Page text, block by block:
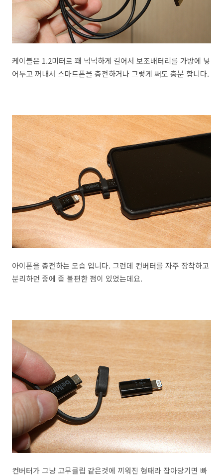
케이블은 1.2미터로 꽤 넉넉하게 길어서 보조배터리를 가방에 넣
어두고 꺼내서 스마트폰을 충전하거나 그렇게 써도 충분 합니다.
아이폰을 충전하는 모습 입니다. 그런데 컨버터를 자주 장착하고
분리하던 중에 좀 불편한 점이 있었는데요.
컨버터가 그냥 고무클립 같은것에 끼워진 형태라 잡아당기면 빠